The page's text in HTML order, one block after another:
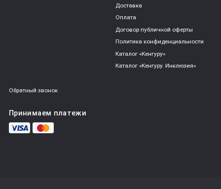
Доставка
Оплата
Договор публичной оферты
Политика конфиденциальности
Каталог «Кенгуру»
Каталог «Кенгуру. Инклюзия»
Обратный звонок
Принимаем платежи